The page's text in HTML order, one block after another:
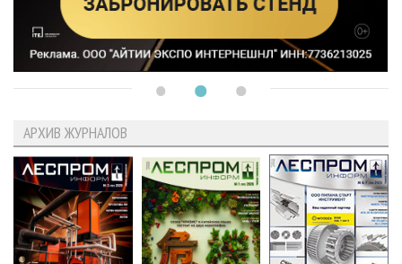
АРХИВ ЖУРНАЛОВ